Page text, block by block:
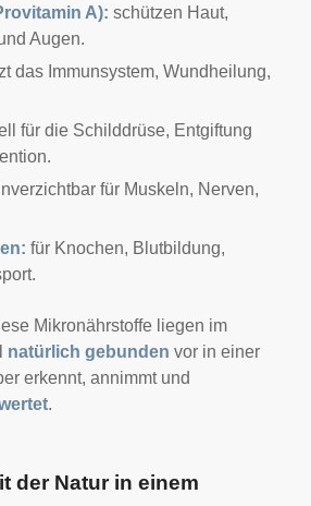
A): schützen Haut,
Augen.
das Immunsystem, Wundheilung,
für die Schilddrüse, Entgiftung
für Muskeln, Nerven,
für Knochen, Blutbildung,
Mikronährstoffe liegen im
natürlich gebunden vor in einer
erkennt, annimmt und
.
der Natur in einem